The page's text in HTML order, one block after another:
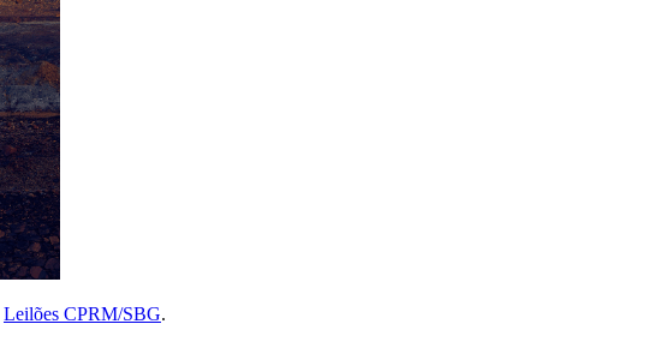
Leilões CPRM/SBG.